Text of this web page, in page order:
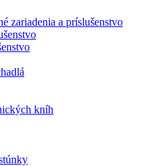
zariadenia a príslušenstvo
kníh